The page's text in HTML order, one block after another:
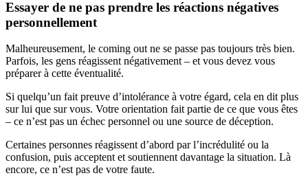
Essayer de ne pas prendre les réactions négatives
personnellement
Malheureusement, le coming out ne se passe pas toujours très bien.
Parfois, les gens réagissent négativement – et vous devez vous
préparer à cette éventualité.
Si quelqu’un fait preuve d’intolérance à votre égard, cela en dit plus
sur lui que sur vous. Votre orientation fait partie de ce que vous êtes
– ce n’est pas un échec personnel ou une source de déception.
Certaines personnes réagissent d’abord par l’incrédulité ou la
confusion, puis acceptent et soutiennent davantage la situation. Là
encore, ce n’est pas de votre faute.